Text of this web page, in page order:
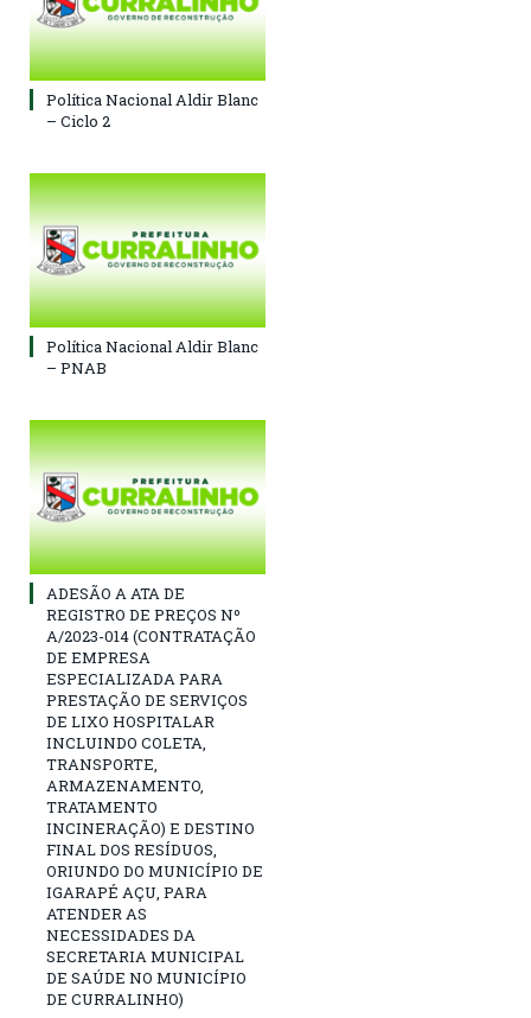
Política Nacional Aldir Blanc
– Ciclo 2
Política Nacional Aldir Blanc
– PNAB
ADESÃO A ATA DE
REGISTRO DE PREÇOS Nº
A/2023-014 (CONTRATAÇÃO
DE EMPRESA
ESPECIALIZADA PARA
PRESTAÇÃO DE SERVIÇOS
DE LIXO HOSPITALAR
INCLUINDO COLETA,
TRANSPORTE,
ARMAZENAMENTO,
TRATAMENTO
INCINERAÇÃO) E DESTINO
FINAL DOS RESÍDUOS,
ORIUNDO DO MUNICÍPIO DE
IGARAPÉ AÇU, PARA
ATENDER AS
NECESSIDADES DA
SECRETARIA MUNICIPAL
DE SAÚDE NO MUNICÍPIO
DE CURRALINHO)